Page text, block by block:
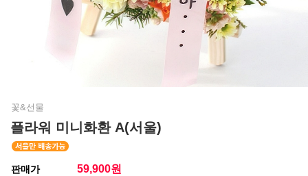
꽃&선물
플라워 미니화환 A(서울)
판매가 59,900원